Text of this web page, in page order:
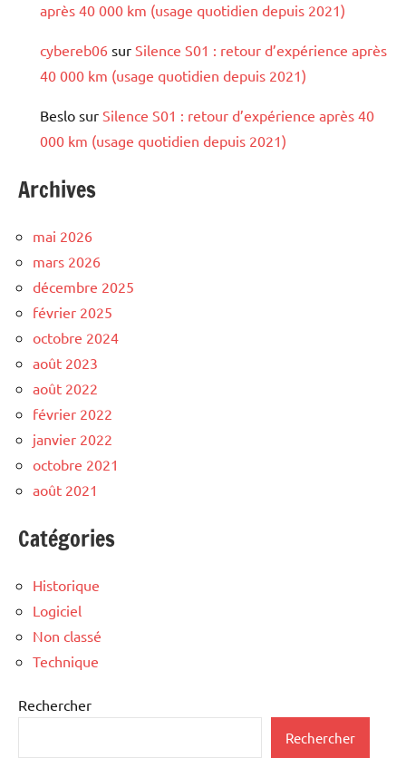
après 40 000 km (usage quotidien depuis 2021)
cybereb06 sur Silence S01 : retour d’expérience après
40 000 km (usage quotidien depuis 2021)
Beslo sur Silence S01 : retour d’expérience après 40
000 km (usage quotidien depuis 2021)
Archives
mai 2026
mars 2026
décembre 2025
février 2025
octobre 2024
août 2023
août 2022
février 2022
janvier 2022
octobre 2021
août 2021
Catégories
Historique
Logiciel
Non classé
Technique
Rechercher
Rechercher